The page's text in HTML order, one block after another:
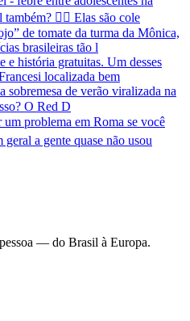
— do Brasil à Europa.